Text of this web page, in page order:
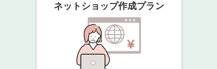
ネットショップ作成プラン